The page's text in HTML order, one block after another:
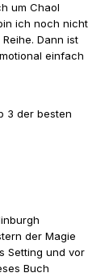
um Chaol
ich noch nicht
Dann ist
einfach
3 der besten
der Magie
Setting und vor
Buch